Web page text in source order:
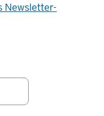
Newsletter-